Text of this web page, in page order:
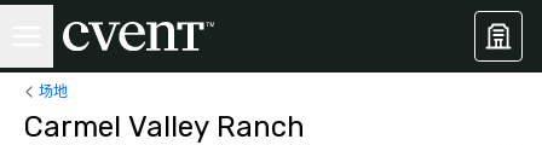
场地
Carmel Valley Ranch